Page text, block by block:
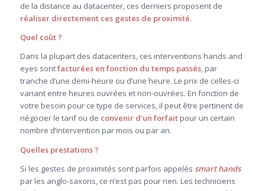
de la distance au datacenter, ces derniers proposent de
réaliser directement ces gestes de proximité.
Quel coût ?
Dans la plupart des datacenters, ces interventions hands and
eyes sontfacturées en fonction du temps passés, par
tranche d’une demi-heure ou d’une heure. Le prix de celles-ci
variant entre heures ouvrées et non-ouvrées. En fonction de
votre besoin pour ce type de services, il peut être pertinent de
négocier le tarif ou de convenir d’un forfaitpour un certain
nombre d’intervention par mois ou par an.
Quelles prestations ?
Si les gestes de proximités sont parfois appelés smart hands
par les anglo-saxons, ce n’est pas pour rien. Les techniciens